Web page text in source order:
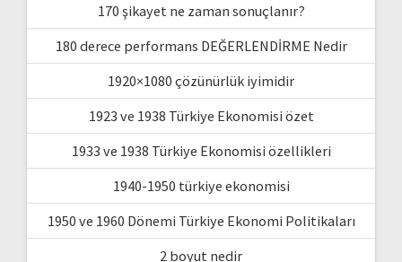
170 şikayet ne zaman sonuçlanır?
180 derece performans DEĞERLENDİRME Nedir
1920×1080 çözünürlük iyimidir
1923 ve 1938 Türkiye Ekonomisi özet
1933 ve 1938 Türkiye Ekonomisi özellikleri
1940-1950 türkiye ekonomisi
1950 ve 1960 Dönemi Türkiye Ekonomi Politikaları
2 boyut nedir